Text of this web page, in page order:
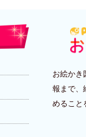
お絵かき
報まで、
めること